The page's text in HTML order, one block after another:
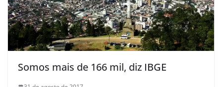
Somos mais de 166 mil, diz IBGE